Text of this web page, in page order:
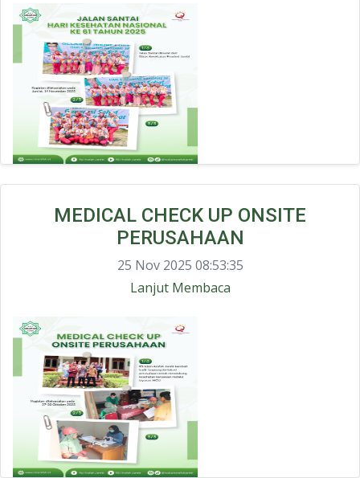
MEDICAL CHECK UP ONSITE
PERUSAHAAN
25 Nov 2025 08:53:35
Lanjut Membaca